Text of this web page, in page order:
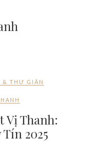
& THƯ GIÃN
Vị Thanh:
2025